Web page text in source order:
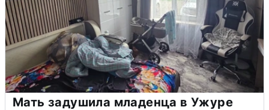
Мать задушила младенца в Ужуре